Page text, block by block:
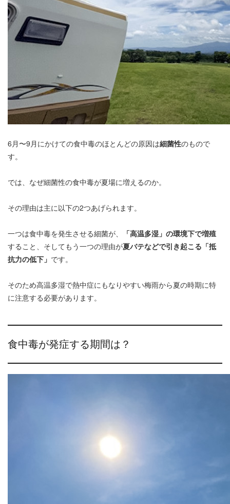
6月〜9月にかけての食中毒のほとんどの原因は細菌性のもので
す。
では、なぜ細菌性の食中毒が夏場に増えるのか。
その理由は主に以下の2つあげられます。
一つは食中毒を発生させる細菌が、
「高温多湿」の環境下で増殖
すること、そしてもう一つの理由が夏バテなどで引き起こる「抵
抗力の低下」 です。
そのため高温多湿で熱中症にもなりやすい梅雨から夏の時期に特
に注意する必要があります。
食中毒が発症する期間は？